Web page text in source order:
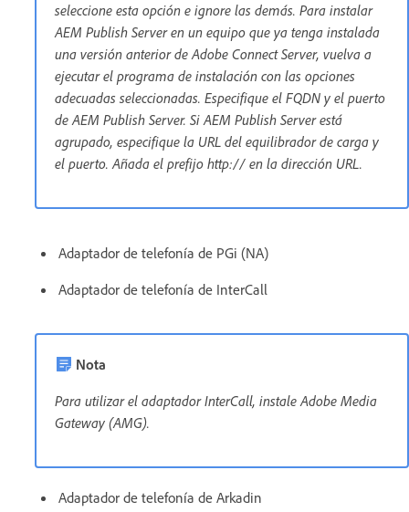
seleccione esta opción e ignore las demás. Para instalar
AEM Publish Server en un equipo que ya tenga instalada
una versión anterior de Adobe Connect Server, vuelva a
ejecutar el programa de instalación con las opciones
adecuadas seleccionadas. Especifique el FQDN y el puerto
de AEM Publish Server. Si AEM Publish Server está
agrupado, especifique la URL del equilibrador de carga y
el puerto. Añada el prefijo http:// en la dirección URL.
Adaptador de telefonía de PGi (NA)
Adaptador de telefonía de InterCall
Nota
Para utilizar el adaptador InterCall, instale Adobe Media
Gateway (AMG).
Adaptador de telefonía de Arkadin